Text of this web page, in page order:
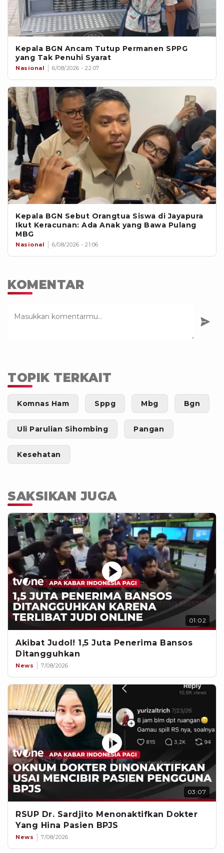
Kepala BGN Ancam Tutup Permanen SPPG
yang Tak Penuhi Syarat
Nasional 6/08/2026 - 22:07
Kepala BGN Sebut Orangtua Siswa di Jayapura
Ikut Keracunan: Ada Anak yang Bawa Pulang
MBG
Nasional 6/08/2026 - 21:06
KOMENTAR
TOPIK TERKAIT
Komnas Ham Sppg Mbg Bgn
Uli Parulian Sihombing Pangan
Kesehatan
SAKSIKAN JUGA
01:02
Akibat Judol! 1,5 Juta Penerima Bansos
Ditangguhkan
News 7/08/2026
03:07
RSUP Dr. Sardjito Menonaktifkan Dokter
Yang Hina Pasien BPJS
News 7/08/2026